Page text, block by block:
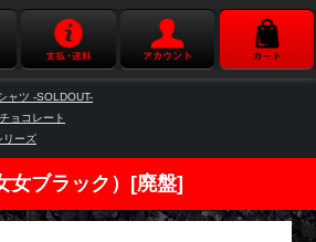
ャツ -SOLDOUT-
ョコレート
リーズ
女ブラック）[廃盤]